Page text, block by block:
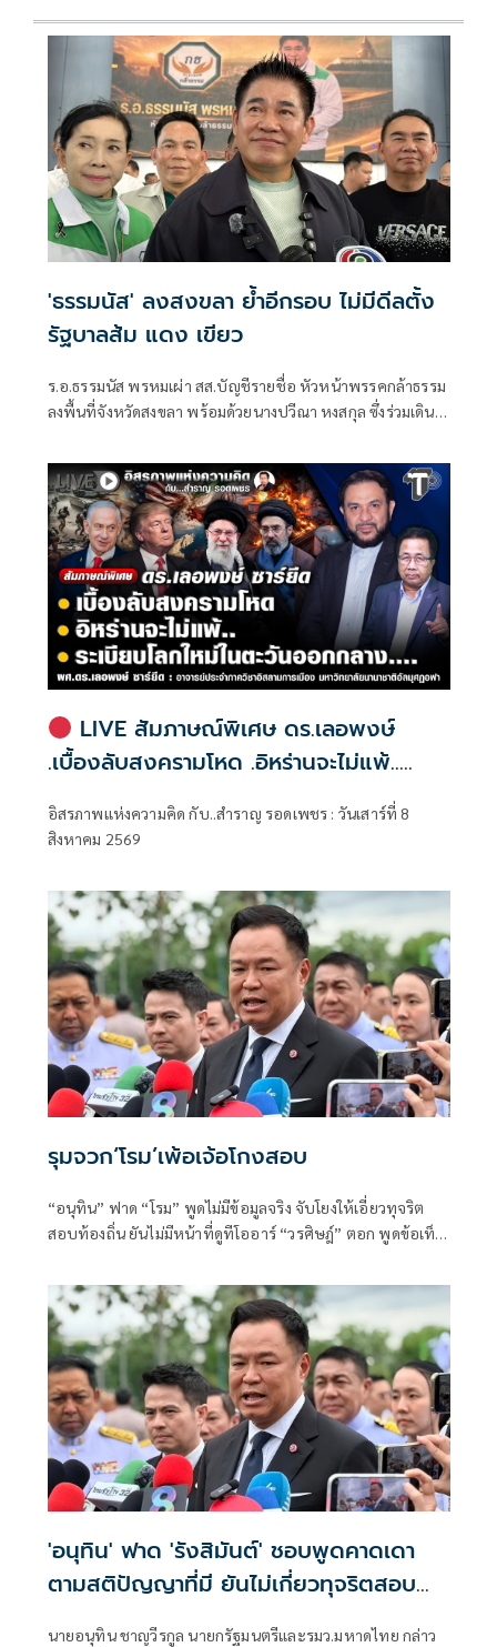
'ธรรมนัส' ลงสงขลา ย้ำอีกรอบ ไม่มีดีลตั้ง
รัฐบาลส้ม แดง เขียว
ร.อ.ธรรมนัส พรหมเผ่า สส.บัญชีรายชื่อ หัวหน้าพรรคกล้าธรรม
ลงพื้นที่จังหวัดสงขลา พร้อมด้วยนางปวีณา หงสกุล ซึ่งร่วมเดิน
ณ ที่ทำการนายเดชอิศม์ โดยมีการประชุมหารือแนวทางการ
ทำงานและขับเคลื่อนนโยบายในพื้นที่ ก่อนเดินทางต่อไปยัง
จังหวัดพัทลุง
LIVE สัมภาษณ์พิเศษ ดร.เลอพงษ์
.เบื้องลับสงครามโหด .อิหร่านจะไม่แพ้..
อิสรภาพแห่งความคิด กับ..สำราญ รอด
อิสรภาพแห่งความคิด กับ..สำราญ รอดเพชร : วันเสาร์ที่ 8
สิงหาคม 2569
รุมจวก‘โรม’เพ้อเจ้อโกงสอบ
“อนุทิน” ฟาด “โรม” พูดไม่มีข้อมูลจริง จับโยงให้เอี่ยวทุจริต
สอบท้องถิ่น ยันไม่มีหน้าที่ดูทีโออาร์ “วรศิษฎ์” ตอก พูดข้อเท็จ
'อนุทิน' ฟาด 'รังสิมันต์' ชอบพูดคาดเดา
ตามสติปัญญาที่มี ยันไม่เกี่ยวทุจริตสอบ
นายอนุทิน ชาญวีรกูล นายกรัฐมนตรีและรมว.มหาดไทย กล่าว